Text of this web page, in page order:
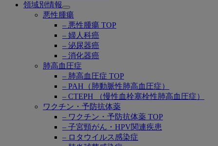
領域別情報
Open
submenu
悪性腫瘍
– 悪性腫瘍 TOP
– 婦人科癌
– 泌尿器癌
– 消化器癌
肺高血圧症
– 肺高血圧症 TOP
– PAH（肺動脈性肺高血圧症）
– CTEPH （慢性血栓塞栓性肺高血圧症）
ワクチン・予防抗体薬
– ワクチン・予防抗体薬 TOP
– 子宮頸がん・HPV関連疾患
– ロタウイルス感染症